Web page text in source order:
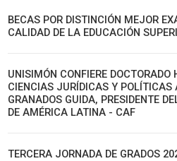
BECAS POR DISTINCIÓN MEJOR
CALIDAD DE LA EDUCACIÓN
UNISIMÓN CONFIERE DOCTORADO
CIENCIAS JURÍDICAS Y POLÍTICAS
GRANADOS GUIDA, PRESIDENTE
DE AMÉRICA LATINA - CAF
TERCERA JORNADA DE GRADOS